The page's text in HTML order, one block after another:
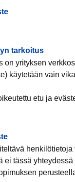
tarkoitus
on yrityksen
käytetään vain
etu ja
ei tässä